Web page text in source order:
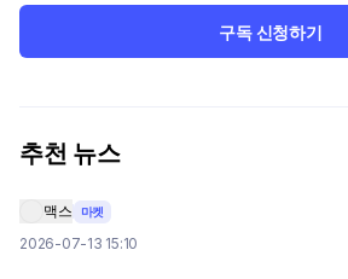
구독 신청하기
추천 뉴스
맥스 마켓
2026-07-13 15:10